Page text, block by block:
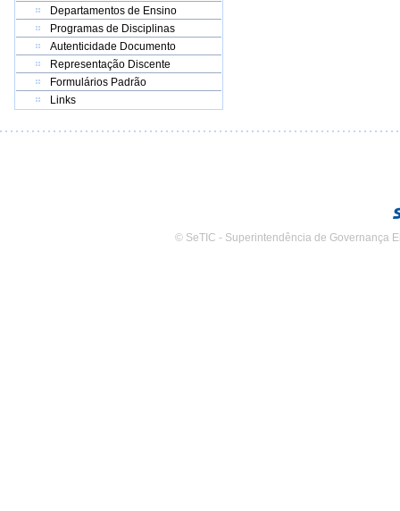
Departamentos de Ensino
Programas de Disciplinas
Autenticidade Documento
Representação Discente
Formulários Padrão
Links
© SeTIC - Superintendência de Governança